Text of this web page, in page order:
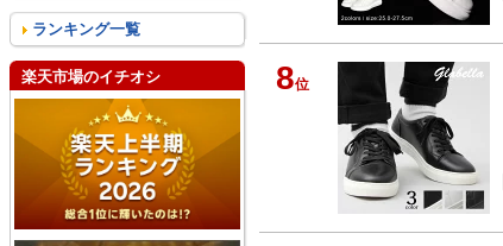
8位
ランキング一覧
楽天市場のイチオシ